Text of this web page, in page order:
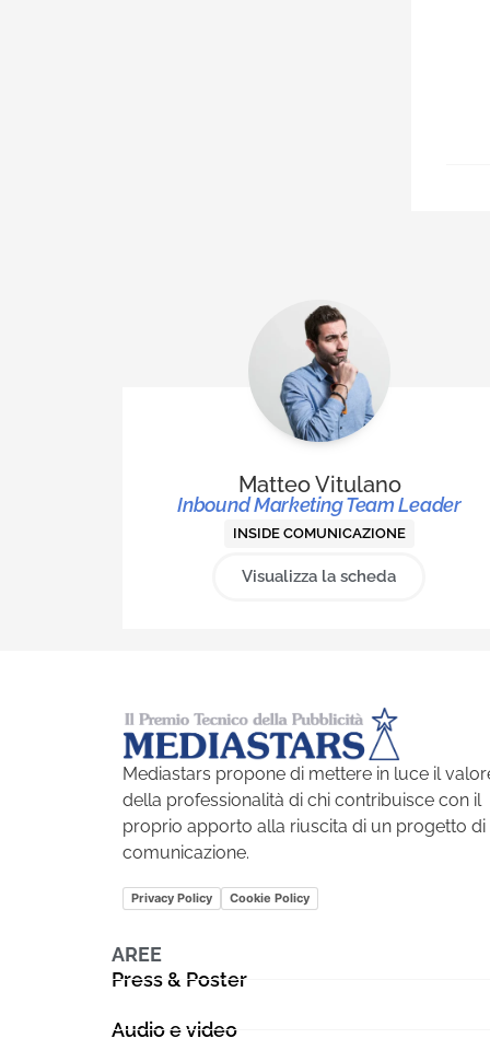
Matteo Vitulano
Inbound Marketing Team Leader
INSIDE COMUNICAZIONE
Visualizza la scheda
Mediastars propone di mettere in luce il
della professionalità di chi contribuisce con il
proprio apporto alla riuscita di un progetto di
comunicazione.
Privacy Policy Cookie Policy
AREE
Press & Poster
Audio e video